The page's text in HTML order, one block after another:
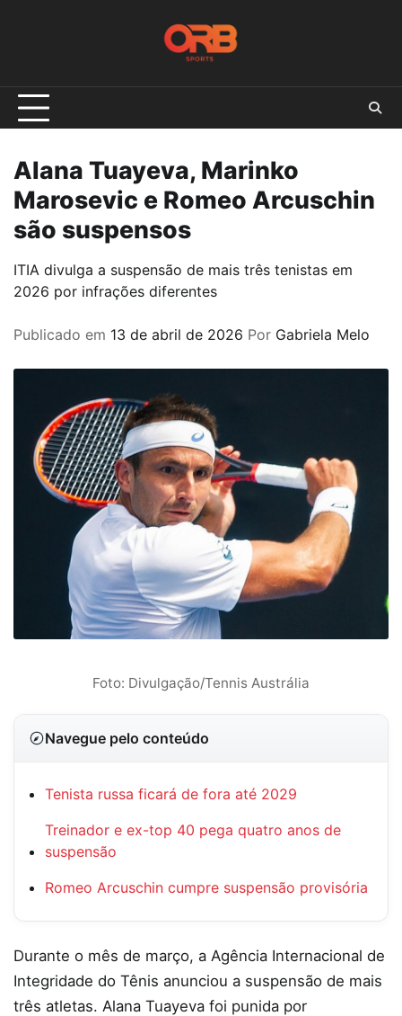
Alana Tuayeva, Marinko
Marosevic e Romeo Arcuschin
são suspensos
ITIA divulga a suspensão de mais três tenistas em
2026 por infrações diferentes
Publicado em 13 de abril de 2026 Por Gabriela Melo
Foto: Divulgação/Tennis Austrália
Navegue pelo conteúdo
Tenista russa ficará de fora até 2029
Treinador e ex-top 40 pega quatro anos de
suspensão
Romeo Arcuschin cumpre suspensão provisória
Durante o mês de março, a Agência Internacional de
Integridade do Tênis anunciou a suspensão de mais
três atletas. Alana Tuayeva foi punida por